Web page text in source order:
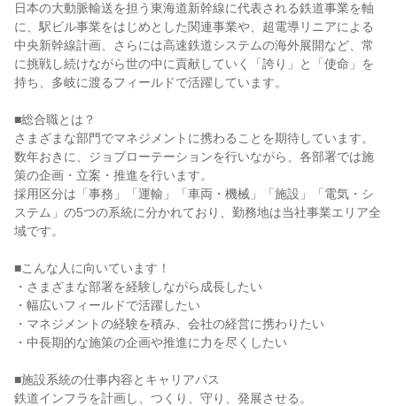
日本の大動脈輸送を担う東海道新幹線に代表される鉄道事業を軸
に、駅ビル事業をはじめとした関連事業や、超電導リニアによる
中央新幹線計画、さらには高速鉄道システムの海外展開など、常
に挑戦し続けながら世の中に貢献していく「誇り」と「使命」を
持ち、多岐に渡るフィールドで活躍しています。
■総合職とは？
さまざまな部門でマネジメントに携わることを期待しています。
数年おきに、ジョブローテーションを行いながら、各部署では施
策の企画・立案・推進を行います。
採用区分は「事務」「運輸」「車両・機械」「施設」「電気・シ
ステム」の5つの系統に分かれており、勤務地は当社事業エリア全
域です。
■こんな人に向いています！
・さまざまな部署を経験しながら成長したい
・幅広いフィールドで活躍したい
・マネジメントの経験を積み、会社の経営に携わりたい
・中長期的な施策の企画や推進に力を尽くしたい
■施設系統の仕事内容とキャリアパス
鉄道インフラを計画し、つくり、守り、発展させる。